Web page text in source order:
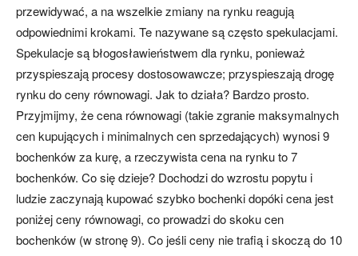
przewidywać, a na wszelkie zmiany na rynku reagują
odpowiednimi krokami. Te nazywane są często spekulacjami.
Spekulacje są błogosławieństwem dla rynku, ponieważ
przyspieszają procesy dostosowawcze; przyspieszają drogę
rynku do ceny równowagi. Jak to działa? Bardzo prosto.
Przyjmijmy, że cena równowagi (takie zgranie maksymalnych
cen kupujących i minimalnych cen sprzedających) wynosi 9
bochenków za kurę, a rzeczywista cena na rynku to 7
bochenków. Co się dzieje? Dochodzi do wzrostu popytu i
ludzie zaczynają kupować szybko bochenki dopóki cena jest
poniżej ceny równowagi, co prowadzi do skoku cen
bochenków (w stronę 9). Co jeśli ceny nie trafią i skoczą do 10